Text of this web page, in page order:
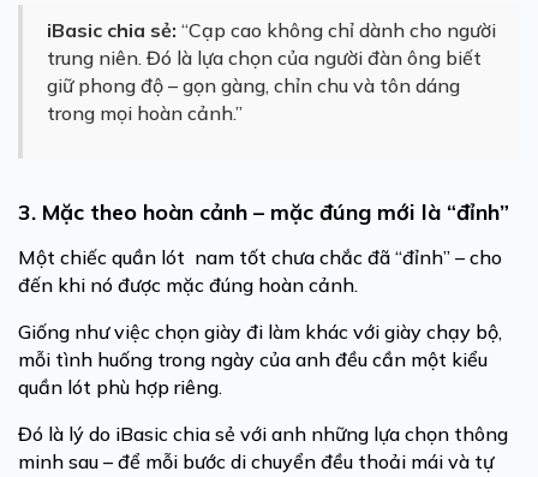
iBasic chia sẻ: “Cạp cao không chỉ dành cho người
trung niên. Đó là lựa chọn của người đàn ông biết
giữ phong độ – gọn gàng, chỉn chu và tôn dáng
trong mọi hoàn cảnh.”
3. Mặc theo hoàn cảnh – mặc đúng mới là “đỉnh”
Một chiếc quần lót nam tốt chưa chắc đã “đỉnh” – cho
đến khi nó được mặc đúng hoàn cảnh.
Giống như việc chọn giày đi làm khác với giày chạy bộ,
mỗi tình huống trong ngày của anh đều cần một kiểu
quần lót phù hợp riêng.
Đó là lý do iBasic chia sẻ với anh những lựa chọn thông
minh sau – để mỗi bước di chuyển đều thoải mái và tự